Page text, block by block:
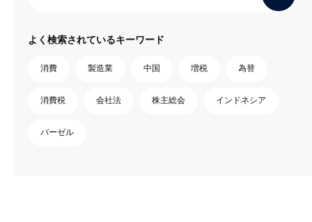
よく検索されているキーワード
消費 製造業 中国 増税 為替
消費税 会社法 株主総会 インドネシア
バーゼル